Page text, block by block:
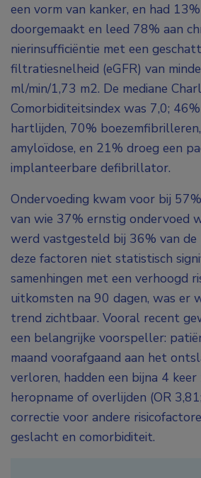
een vorm van kanker, en had
doorgemaakt en leed 78% aan
nierinsufficiëntie met een
filtratiesnelheid (eGFR) van
ml/min/1,73 m2. De mediane
Comorbiditeitsindex was 7,0; 46%
hartlijden, 70%
amyloïdose, en 21% droeg een
implanteerbare defibrillator.
Ondervoeding kwam voor bij
van wie 37% ernstig ondervoed
werd vastgesteld bij 36% van
deze factoren niet statistisch
samenhingen met een verhoogd
uitkomsten na 90 dagen, was er
trend zichtbaar. Vooral recent
een belangrijke voorspeller:
maand voorafgaand aan het
verloren, hadden een bijna 4
heropname of overlijden (OR
correctie voor andere
geslacht en comorbiditeit.